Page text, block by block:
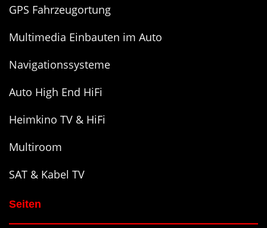
GPS Fahrzeugortung
Multimedia Einbauten im Auto
Navigationssysteme
Auto High End HiFi
Heimkino TV & HiFi
Multiroom
SAT & Kabel TV
Seiten